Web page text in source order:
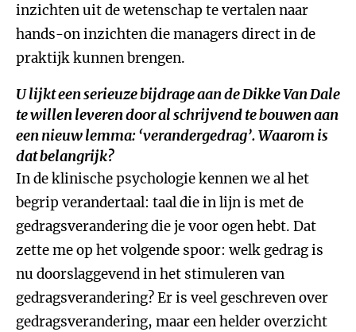
inzichten uit de wetenschap te vertalen naar
hands-on inzichten die managers direct in de
praktijk kunnen brengen.
U lijkt een serieuze bijdrage aan de Dikke Van Dale
te willen leveren door al schrijvend te bouwen aan
een nieuw lemma: ‘verandergedrag’. Waarom is
dat belangrijk?
In de klinische psychologie kennen we al het
begrip verandertaal: taal die in lijn is met de
gedragsverandering die je voor ogen hebt. Dat
zette me op het volgende spoor: welk gedrag is
nu doorslaggevend in het stimuleren van
gedragsverandering? Er is veel geschreven over
gedragsverandering, maar een helder overzicht